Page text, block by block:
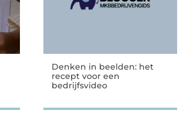
Denken in beelden: het
recept voor een
bedrijfsvideo